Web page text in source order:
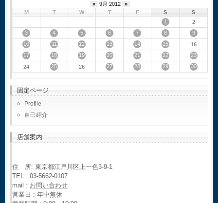
« 9月 2012
»
M
T W T F S
S
1
2
3
4 5 6 7 8
9
10
11 12 13 14 15
16
17
18 19 20 21 22
23
24
25 26 27 28 29 30
固定ページ
Profile
自己紹介
店舗案内
住 所: 東京都江戸川区上一色3-9-1
TEL : 03-5662-0107
mail : お問い合わせ
営業日 : 年中無休